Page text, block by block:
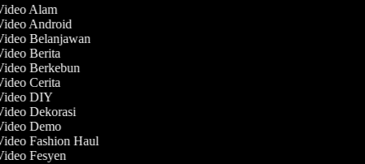
Alam
Android
Belanjawan
Berita
Berkebun
Cerita
DIY
Dekorasi
Demo
Fashion Haul
Fesyen